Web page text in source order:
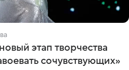
этап творчества
сочувствующих»